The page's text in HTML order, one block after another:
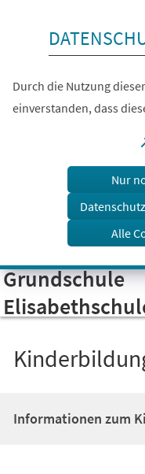
Visuelle
Assistenzsoftware
öffnen.
Durch die Nutzung
einverstanden, dass
Nur
Alle
Grundschule
Informationen zum